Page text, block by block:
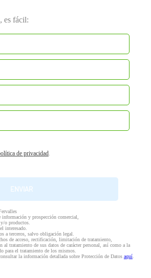
es fácil:
de privacidad.
y prospección comercial,
o productos.
interesado.
a terceros, salvo obligación legal.
de acceso, rectificación, limitación de tratamiento,
tratamiento de sus datos de carácter personal, así como a la
para el tratamiento de los mismos.
la información detallada sobre Protección de Datos aquí.